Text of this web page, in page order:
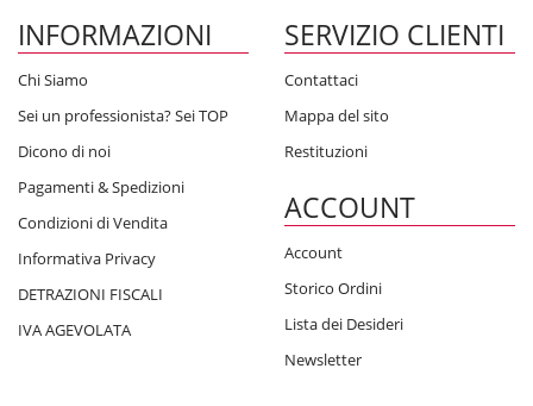
INFORMAZIONI
Chi Siamo
Sei un professionista? Sei TOP
Dicono di noi
Pagamenti & Spedizioni
Condizioni di Vendita
Informativa Privacy
DETRAZIONI FISCALI
IVA AGEVOLATA
SERVIZIO CLIENTI
Contattaci
Mappa del sito
Restituzioni
ACCOUNT
Account
Storico Ordini
Lista dei Desideri
Newsletter